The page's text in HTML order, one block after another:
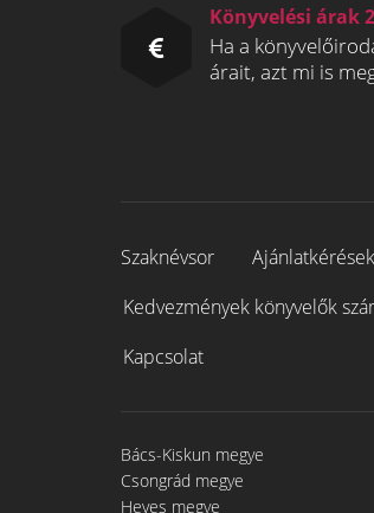
Könyvelési árak
Ha a
árait, azt mi is
Szaknévsor Ajánlatkérések
Kedvezmények könyvelők
Kapcsolat
Bács-Kiskun megye
Csongrád megye
Heves megye